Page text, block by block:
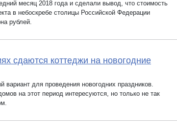
месяц 2018 года и сделали вывод, что стоимость
в небоскребе столицы Российской Федерации
рублей.
сдаются коттеджи на новогодние
вариант для проведения новогодних праздников.
на этот период интересуются, но только не так